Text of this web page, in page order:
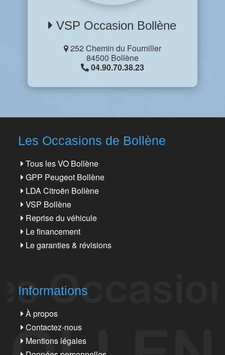
VSP Occasion Bollène
252 Chemin du Fourniller
84500 Bollène
04.90.70.38.23
Les Occasions de Bollène
Tous les VO Bollène
GPP Peugeot Bollène
LDA Citroën Bollène
VSP Bollène
Reprise du véhicule
Le financement
Le garanties & révisions
Informations
À propos
Contactez-nous
Mentions légales